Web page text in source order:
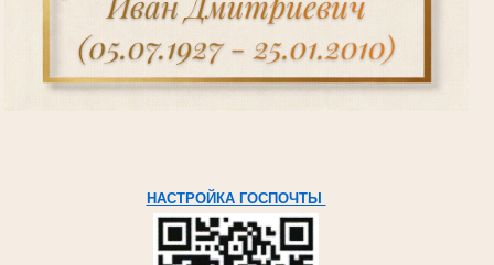
НАСТРОЙКА ГОСПОЧТЫ